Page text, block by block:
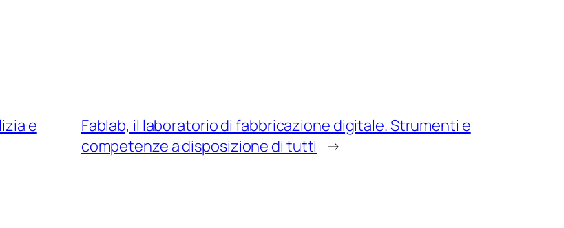
e
Fablab, il laboratorio di fabbricazione digitale. Strumenti e
competenze a disposizione di tutti →